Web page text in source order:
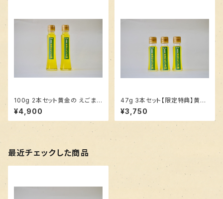
100g 2本セット黄金の えごま
油
¥4,900
47g 3本セット【限定特典】黄金
のえごま油
¥3,750
最近チェックした商品